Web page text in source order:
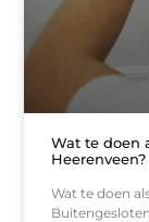
Wat te doen
Heerenveen?
Wat te doen